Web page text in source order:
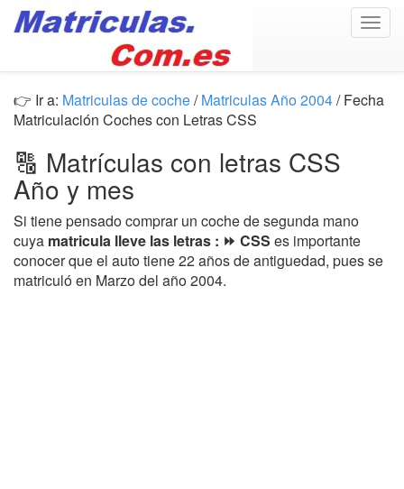
👉 Ir a: Matriculas de coche/Matriculas Año 2004/ Fecha
Matriculación Coches con Letras CSS
🔠 Matrículas con letras CSS
Año y mes
Si tiene pensado comprar un coche de segunda mano
cuya matricula lleve las letras : ⏩ CSS es importante
conocer que el auto tiene 22 años de antiguedad, pues se
matriculó en Marzo del año 2004.